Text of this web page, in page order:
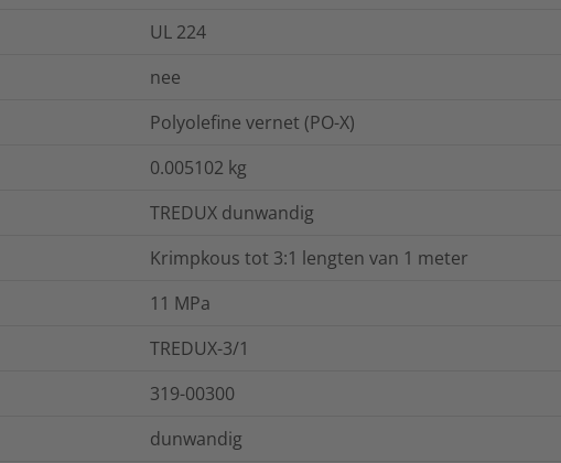
UL 224
nee
Polyolefine vernet (PO-X)
0.005102 kg
TREDUX dunwandig
Krimpkous tot 3:1 lengten van 1 meter
11 MPa
TREDUX-3/1
319-00300
dunwandig